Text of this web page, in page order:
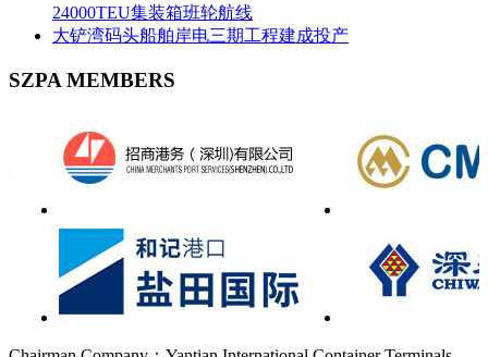
24000TEU集装箱班轮航线
大铲湾码头船舶岸电三期工程建成投产
SZPA MEMBERS